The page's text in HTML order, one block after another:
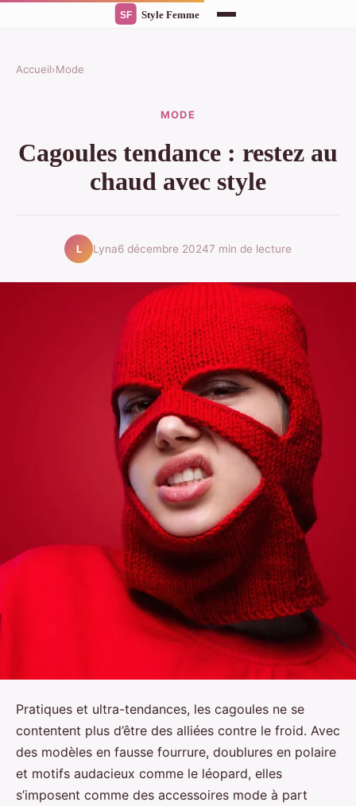
Accueil›Mode
MODE
Cagoules tendance : restez au
chaud avec style
L Lyna6 décembre 20247 min de lecture
Pratiques et ultra-tendances, les cagoules ne se
contentent plus d’être des alliées contre le froid. Avec
des modèles en fausse fourrure, doublures en polaire
et motifs audacieux comme le léopard, elles
s’imposent comme des accessoires mode à part